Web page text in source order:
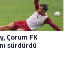
Çorum FK
sürdürdü